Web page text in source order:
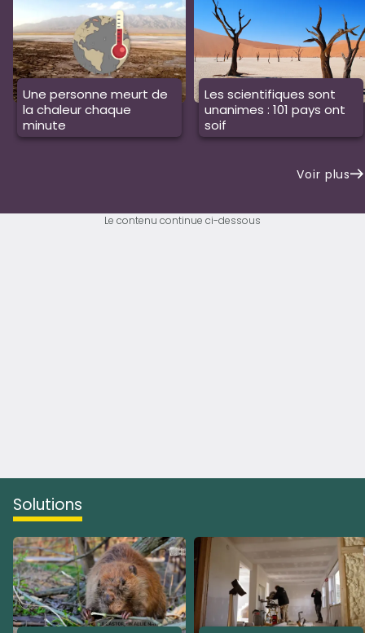
Une personne meurt de
la chaleur chaque
minute
Les scientifiques sont
unanimes : 101 pays ont
soif
Voir plus
Le contenu continue ci-dessous
solutions